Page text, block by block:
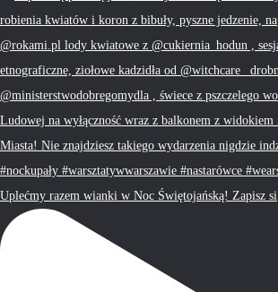
Uplećmy razem wianki w Noc Świętojańską! Zapisz si